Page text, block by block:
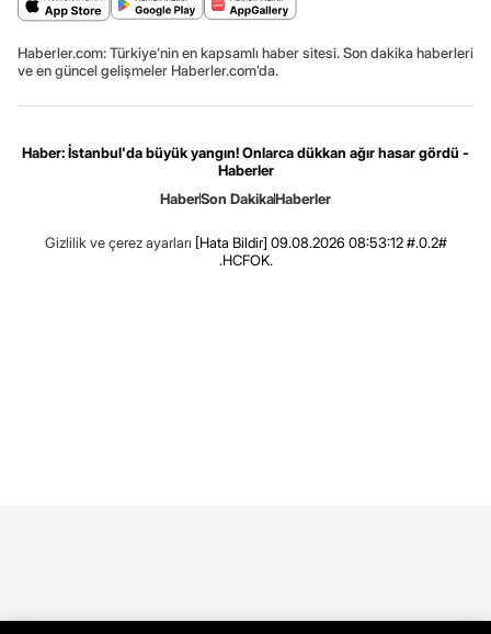
Haberler.com: Türkiye’nin en kapsamlı haber sitesi. Son dakika haberleri
ve en güncel gelişmeler Haberler.com’da.
Haber: İstanbul'da büyük yangın! Onlarca dükkan ağır hasar gördü -
Haberler
HaberSon DakikaHaberler
Gizlilik ve çerez ayarları [Hata Bildir] 09.08.2026 08:53:12 #.0.2#
.HCFOK.